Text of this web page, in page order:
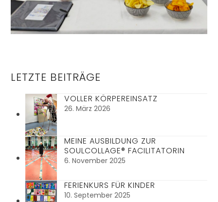
LETZTE BEITRÄGE
VOLLER KÖRPEREINSATZ
26. März 2026
MEINE AUSBILDUNG ZUR
SOULCOLLAGE® FACILITATORIN
6. November 2025
FERIENKURS FÜR KINDER
10. September 2025